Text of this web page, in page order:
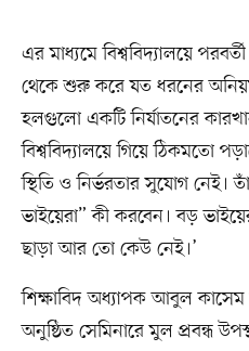
এর মাধ্যমে বিশ্ববিদ্যালয়ে
থেকে শুরু করে যত ধরনের
হলগুলো একটি নির্যাতনের
বিশ্ববিদ্যালয়ে গিয়ে ঠিকমতো
স্থিতি ও নির্ভরতার সুযোগ
ভাইয়েরা” কী করবেন। বড়
ছাড়া আর তো কেউ নেই।’
শিক্ষাবিদ অধ্যাপক আবুল
অনুষ্ঠিত সেমিনারে মুল প্রবন্ধ